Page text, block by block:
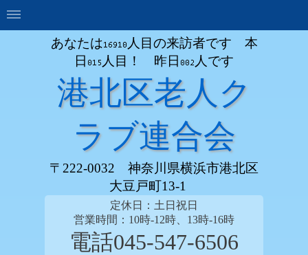
あなたは
人目の来訪者です 本
日
人目！ 昨日 人です
港北区老人ク
ラブ連合会
〒222-0032 神奈川県横浜市港北区
大豆戸町13-1
定休日：土日祝日
営業時間：10時-12時、13時-16時
電話045-547-6506